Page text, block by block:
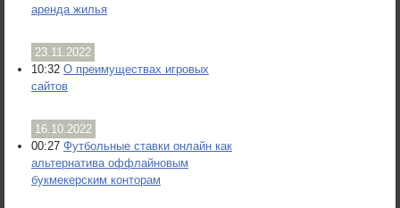
аренда жилья
23.11.2022
10:32 О преимуществах игровых
сайтов
16.10.2022
00:27 Футбольные ставки онлайн как
альтернатива оффлайновым
букмекерским конторам